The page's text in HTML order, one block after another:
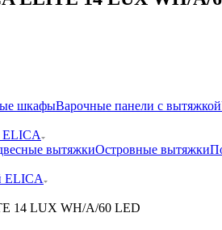
шкафыВарочные панели с вытяжкой
ELICA
вытяжкиОстровные вытяжки
ELICA
14 LUX WH/A/60 LED